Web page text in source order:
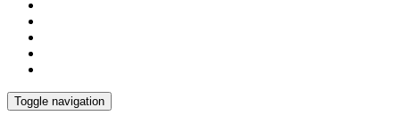
Toggle navigation